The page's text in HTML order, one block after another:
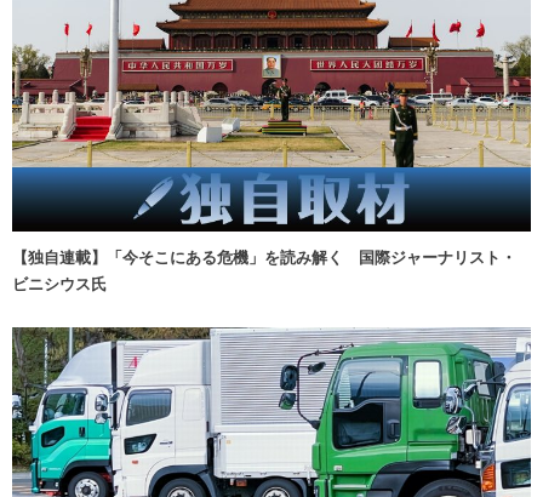
【独自連載】「今そこにある危機」を読み解く 国際ジャーナリスト・
ビニシウス氏